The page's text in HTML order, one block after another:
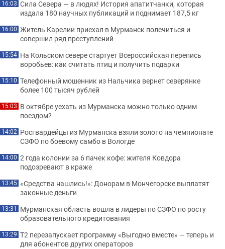
16:03 Сила Севера — в людях! История апатитчанки, которая
издала 180 научных публикаций и поднимает 187,5 кг
16:00 Житель Карелии приехал в Мурманск полечиться и
совершил ряд преступлений
15:54 На Кольском севере стартует Всероссийская перепись
воробьев: как считать птиц и получить подарки
15:10 Телефонный мошенник из Нальчика вернет северянке
более 100 тысяч рублей
15:03 В октябре уехать из Мурманска можно только одним
поездом?
14:02 Росгвардейцы из Мурманска взяли золото на чемпионате
СЗФО по боевому самбо в Вологде
14:00 2 года колонии за 6 пачек кофе: жителя Ковдора
подозревают в краже
13:45 «Средства нашлись!»: Донорам в Мончегорске выплатят
законные деньги
13:31 Мурманская область вошла в лидеры по СЗФО по росту
образовательного кредитования
13:29 Т2 перезапускает программу «Выгодно вместе» — теперь и
для абонентов других операторов